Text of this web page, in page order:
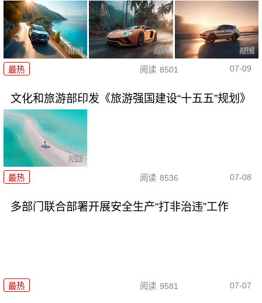
最热 阅读 8501 07-09
文化和旅游部印发《旅游强国建设“十五五”规划》
最热 阅读 8536 07-08
多部门联合部署开展安全生产“打非治违”工作
最热 阅读 9581 07-07